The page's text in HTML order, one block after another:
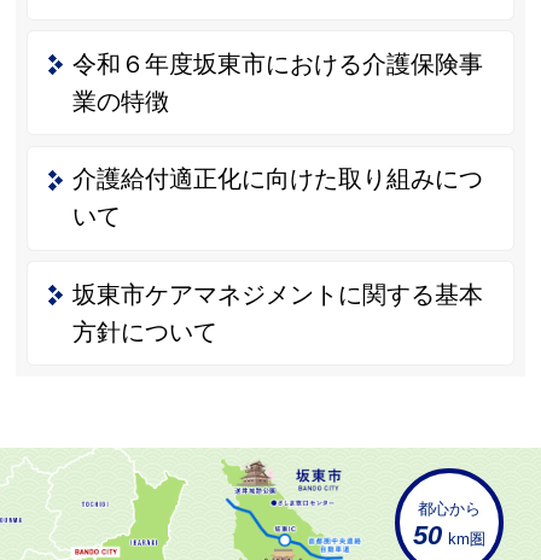
令和６年度坂東市における介護保険事
業の特徴
介護給付適正化に向けた取り組みにつ
いて
坂東市ケアマネジメントに関する基本
方針について
都心から
50 km圏